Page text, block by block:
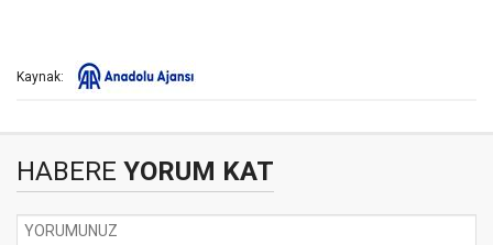
Kaynak:
HABERE YORUM KAT